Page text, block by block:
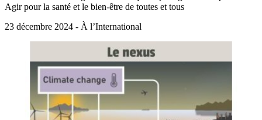
Agir pour la santé et le bien-être de toutes et tous
23 décembre 2024 - À l’International